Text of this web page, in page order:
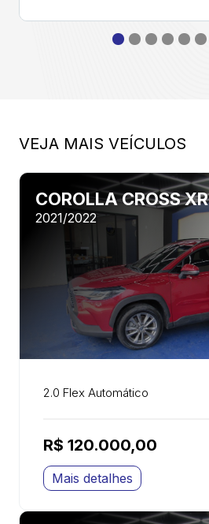
VEJA MAIS VEÍCULOS
COROLLA CROSS XR
2021/2022
2.0 Flex Automático
R$ 120.000,00
Mais detalhes